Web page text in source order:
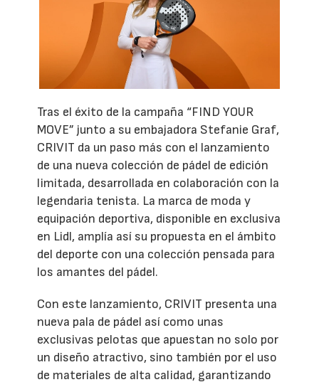
Tras el éxito de la campaña “FIND YOUR
MOVE” junto a su embajadora Stefanie Graf,
CRIVIT da un paso más con el lanzamiento
de una nueva colección de pádel de edición
limitada, desarrollada en colaboración con la
legendaria tenista. La marca de moda y
equipación deportiva, disponible en exclusiva
en Lidl, amplía así su propuesta en el ámbito
del deporte con una colección pensada para
los amantes del pádel.
Con este lanzamiento, CRIVIT presenta una
nueva pala de pádel así como unas
exclusivas pelotas que apuestan no solo por
un diseño atractivo, sino también por el uso
de materiales de alta calidad, garantizando